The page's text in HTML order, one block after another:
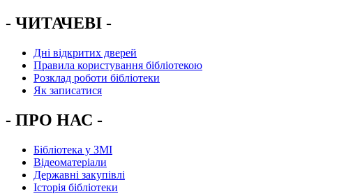
- ЧИТАЧЕВІ -
Дні відкритих дверей
Правила користування бібліотекою
Розклад роботи бібліотеки
Як записатися
- ПРО НАС -
Бібліотека у ЗМІ
Відеоматеріали
Державні закупівлі
Історія бібліотеки